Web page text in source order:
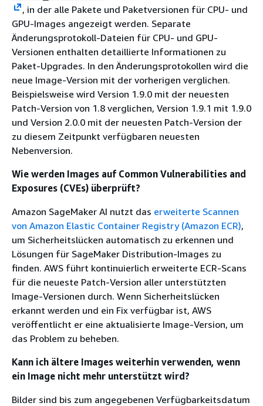
, in der alle Pakete und Paketversionen für CPU- und
GPU-Images angezeigt werden. Separate
Änderungsprotokoll-Dateien für CPU- und GPU-
Versionen enthalten detaillierte Informationen zu
Paket-Upgrades. In den Änderungsprotokollen wird die
neue Image-Version mit der vorherigen verglichen.
Beispielsweise wird Version 1.9.0 mit der neuesten
Patch-Version von 1.8 verglichen, Version 1.9.1 mit 1.9.0
und Version 2.0.0 mit der neuesten Patch-Version der
zu diesem Zeitpunkt verfügbaren neuesten
Nebenversion.
Wie werden Images auf Common Vulnerabilities and
Exposures (CVEs) überprüft?
Amazon SageMaker AI nutzt das erweiterte Scannen
von Amazon Elastic Container Registry (Amazon ECR),
um Sicherheitslücken automatisch zu erkennen und
Lösungen für SageMaker Distribution-Images zu
finden. AWS führt kontinuierlich erweiterte ECR-Scans
für die neueste Patch-Version aller unterstützten
Image-Versionen durch. Wenn Sicherheitslücken
erkannt werden und ein Fix verfügbar ist, AWS
veröffentlicht er eine aktualisierte Image-Version, um
das Problem zu beheben.
Kann ich ältere Images weiterhin verwenden, wenn
ein Image nicht mehr unterstützt wird?
Bilder sind bis zum angegebenen Verfügbarkeitsdatum